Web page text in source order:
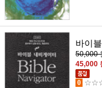
바이
50,000
45,000
0